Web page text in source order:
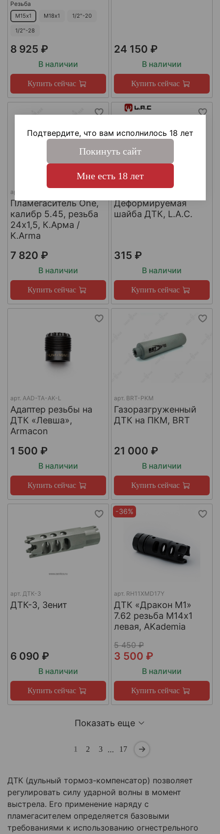
Резьба
М15х1 М18х1 1/2"-20
1/2"-28
8 925 ₽
В наличии
Купить сейчас
24 150 ₽
В наличии
Купить сейчас
арт.
Пламегаситель One,
калибр 5.45, резьба
24х1,5, К.Арма /
K.Arma
7 820 ₽
В наличии
Купить сейчас
Деформируемая
шайба ДТК, L.A.C.
315 ₽
В наличии
Купить сейчас
арт. AAD-TA-AK-L
Адаптер резьбы на
ДТК «Левша»,
Armacon
1 500 ₽
В наличии
Купить сейчас
арт. BRT-PKM
Газоразгруженный
ДТК на ПКМ, BRT
21 000 ₽
В наличии
Купить сейчас
арт. ДТК-3
ДТК-3, Зенит
6 090 ₽
В наличии
Купить сейчас
-36%
арт. RH11XMD17Y
ДТК «Дракон М1»
7.62 резьба М14х1
левая, AKademia
5 450 ₽
3 500 ₽
В наличии
Купить сейчас
Показать еще
1 2 3 … 17
ДТК (дульный тормоз-компенсатор) позволяет
регулировать силу ударной волны в момент
выстрела. Его применение наряду с
пламегасителем определяется базовыми
требованиями к использованию огнестрельного
Подтвердите, что вам исполнилось 18 лет
Покинуть сайт
Мне есть 18 лет